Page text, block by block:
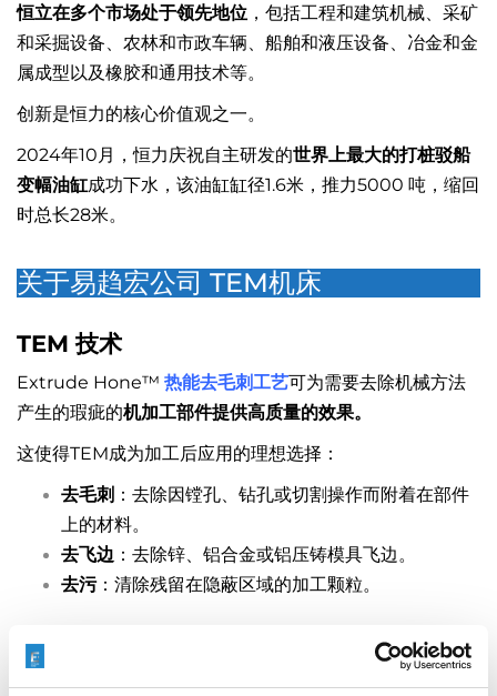
恒立在多个市场处于领先地位 ，包括工程和建筑机械、采矿
和采掘设备、农林和市政车辆、船舶和液压设备、冶金和金
属成型以及橡胶和通用技术等。
创新是恒力的核心价值观之一。
2024年10月，恒力庆祝自主研发的世界上最大的打桩驳船
变幅油缸成功下水，该油缸缸径1.6米，推力5000 吨，缩回
时总长28米。
关于易趋宏公司 TEM机床
TEM 技术
Extrude Hone™ 热能去毛刺工艺可为需要去除机械方法
产生的瑕疵的机加工部件提供高质量的效果。
这使得TEM成为加工后应用的理想选择：
去毛刺 ：去除因镗孔、钻孔或切割操作而附着在部件
上的材料。
去飞边 ：去除锌、铝合金或铝压铸模具飞边。
去污：清除残留在隐蔽区域的加工颗粒。
TEM 机床
T系列热能去毛刺机是Extrude Hone最新推出的热能去毛